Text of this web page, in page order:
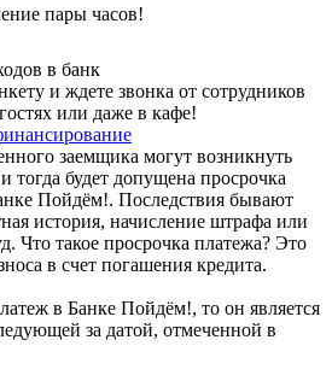
пары часов!
в банк
и ждете звонка от сотрудников
или даже в кафе!
заемщика могут возникнуть
будет допущена просрочка
Пойдём!. Последствия бывают
история, начисление штрафа или
Что такое просрочка платежа? Это
в счет погашения кредита.
в Банке Пойдём!, то он является
за датой, отмеченной в